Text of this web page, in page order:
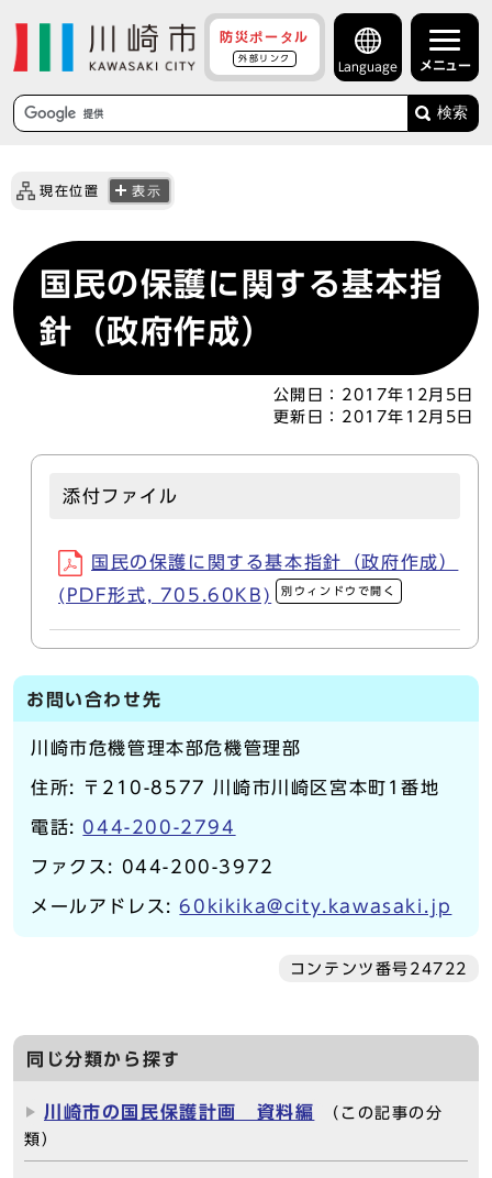
防災ポータル
外部リンク
Language メニュー
検索
現在位置 表示
国民の保護に関する基本指
針（政府作成）
公開日： 2017年12月5日
更新日： 2017年12月5日
添付ファイル
国民の保護に関する基本指針（政府作成）
(PDF形式, 705.60KB)
別ウィンドウで開く
お問い合わせ先
川崎市危機管理本部危機管理部
住所: 〒210-8577 川崎市川崎区宮本町1番地
電話: 044-200-2794
ファクス: 044-200-3972
メールアドレス:60kikika@city.kawasaki.jp
コンテンツ番号24722
同じ分類から探す
川崎市の国民保護計画 資料編
（この記事の分
類）